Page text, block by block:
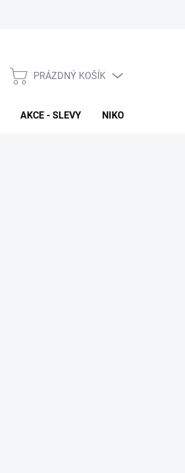
NÁKUPNÍ
PRÁZDNÝ KOŠÍK
AKCE - SLEVY NIKOTINOVÉ